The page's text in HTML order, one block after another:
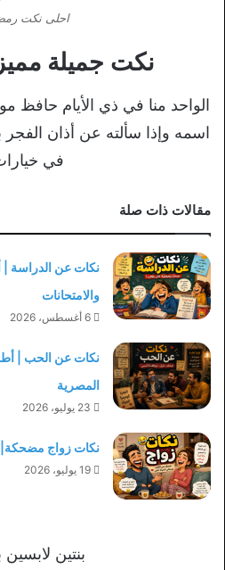
احلى نكت
نكت جميلة
الواحد منا في ذي الأيام
اسمه وإذا سألته عن أذان الفجر
في
مقالات ذات صلة
نكات عن
والامتحانات
6 أغسطس، 2026
نكات عن الحب |
المصرية
23 يوليو، 2026
نكات زواج
19 يوليو، 2026
بنتين لابسين